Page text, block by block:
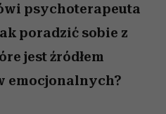
psychoterapeuta
poradzić sobie z
jest źródłem
emocjonalnych?